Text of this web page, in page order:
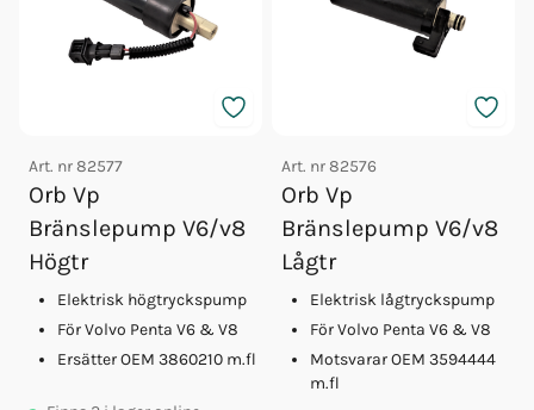
Art. nr82577
Orb Vp
Bränslepump V6/v8
Högtr
Elektrisk högtryckspump
För Volvo Penta V6 & V8
Ersätter OEM 3860210 m.fl
Art. nr82576
Orb Vp
Bränslepump V6/v8
Lågtr
Elektrisk lågtryckspump
För Volvo Penta V6 & V8
Motsvarar OEM 3594444
m.fl